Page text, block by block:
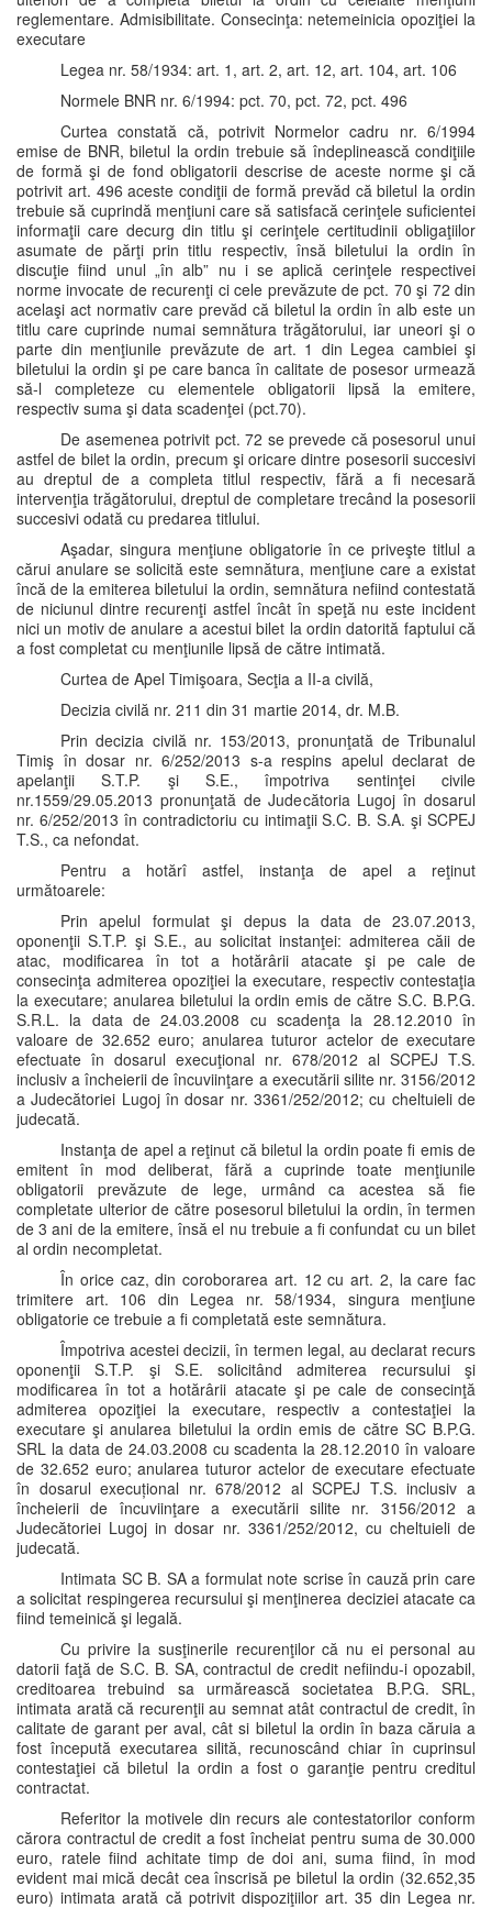
reglementare. Admisibilitate. Consecinţa: netemeinicia opoziţiei la
executare
Legea nr. 58/1934: art. 1, art. 2, art. 12, art. 104, art. 106
Normele BNR nr. 6/1994: pct. 70, pct. 72, pct. 496
Curtea constată că, potrivit Normelor cadru nr. 6/1994
emise de BNR, biletul la ordin trebuie să îndeplinească condiţiile
de formă şi de fond obligatorii descrise de aceste norme şi că
potrivit art. 496 aceste condiţii de formă prevăd că biletul la ordin
trebuie să cuprindă menţiuni care să satisfacă cerinţele suficientei
informaţii care decurg din titlu şi cerinţele certitudinii obligaţiilor
asumate de părţi prin titlu respectiv, însă biletului la ordin în
discuţie fiind unul „în alb” nu i se aplică cerinţele respectivei
norme invocate de recurenţi ci cele prevăzute de pct. 70 şi 72 din
acelaşi act normativ care prevăd că biletul la ordin în alb este un
titlu care cuprinde numai semnătura trăgătorului, iar uneori şi o
parte din menţiunile prevăzute de art. 1 din Legea cambiei şi
biletului la ordin şi pe care banca în calitate de posesor urmează
să-l completeze cu elementele obligatorii lipsă la emitere,
respectiv suma şi data scadenţei (pct.70).
De asemenea potrivit pct. 72 se prevede că posesorul unui
astfel de bilet la ordin, precum şi oricare dintre posesorii succesivi
au dreptul de a completa titlul respectiv, fără a fi necesară
intervenţia trăgătorului, dreptul de completare trecând la posesorii
succesivi odată cu predarea titlului.
Aşadar, singura menţiune obligatorie în ce priveşte titlul a
cărui anulare se solicită este semnătura, menţiune care a existat
încă de la emiterea biletului la ordin, semnătura nefiind contestată
de niciunul dintre recurenţi astfel încât în speţă nu este incident
nici un motiv de anulare a acestui bilet la ordin datorită faptului că
a fost completat cu menţiunile lipsă de către intimată.
Curtea de Apel Timişoara, Secţia a II-a civilă,
Decizia civilă nr. 211 din 31 martie 2014, dr. M.B.
Prin decizia civilă nr. 153/2013, pronunţată de Tribunalul
Timiş în dosar nr. 6/252/2013 s-a respins apelul declarat de
apelanţii S.T.P. şi S.E., împotriva sentinţei civile
nr.1559/29.05.2013 pronunţată de Judecătoria Lugoj în dosarul
nr. 6/252/2013 în contradictoriu cu intimaţii S.C. B. S.A. şi SCPEJ
T.S., ca nefondat.
Pentru a hotărî astfel, instanţa de apel a reţinut
următoarele:
Prin apelul formulat şi depus la data de 23.07.2013,
oponenţii S.T.P. şi S.E., au solicitat instanţei: admiterea căii de
atac, modificarea în tot a hotărârii atacate şi pe cale de
consecinţa admiterea opoziţiei la executare, respectiv contestaţia
la executare; anularea biletului la ordin emis de către S.C. B.P.G.
S.R.L. la data de 24.03.2008 cu scadenţa la 28.12.2010 în
valoare de 32.652 euro; anularea tuturor actelor de executare
efectuate în dosarul execuţional nr. 678/2012 al SCPEJ T.S.
inclusiv a încheierii de încuviinţare a executării silite nr. 3156/2012
a Judecătoriei Lugoj în dosar nr. 3361/252/2012; cu cheltuieli de
judecată.
Instanţa de apel a reţinut că biletul la ordin poate fi emis de
emitent în mod deliberat, fără a cuprinde toate menţiunile
obligatorii prevăzute de lege, urmând ca acestea să fie
completate ulterior de către posesorul biletului la ordin, în termen
de 3 ani de la emitere, însă el nu trebuie a fi confundat cu un bilet
al ordin necompletat.
În orice caz, din coroborarea art. 12 cu art. 2, la care fac
trimitere art. 106 din Legea nr. 58/1934, singura menţiune
obligatorie ce trebuie a fi completată este semnătura.
Împotriva acestei decizii, în termen legal, au declarat recurs
oponenţii S.T.P. şi S.E. solicitând admiterea recursului şi
modificarea în tot a hotărârii atacate şi pe cale de consecinţă
admiterea opoziţiei la executare, respectiv a contestaţiei la
executare şi anularea biletului la ordin emis de către SC B.P.G.
SRL la data de 24.03.2008 cu scadenta la 28.12.2010 în valoare
de 32.652 euro; anularea tuturor actelor de executare efectuate
în dosarul execuțional nr. 678/2012 al SCPEJ T.S. inclusiv a
încheierii de încuviinţare a executării silite nr. 3156/2012 a
Judecătoriei Lugoj in dosar nr. 3361/252/2012, cu cheltuieli de
judecată.
Intimata SC B. SA a formulat note scrise în cauză prin care
a solicitat respingerea recursului şi menţinerea deciziei atacate ca
fiind temeinică şi legală.
Cu privire Ia susţinerile recurenţilor că nu ei personal au
datorii faţă de S.C. B. SA, contractul de credit nefiindu-i opozabil,
creditoarea trebuind sa urmărească societatea B.P.G. SRL,
intimata arată că recurenţii au semnat atât contractul de credit, în
calitate de garant per aval, cât si biletul la ordin în baza căruia a
fost începută executarea silită, recunoscând chiar în cuprinsul
contestaţiei că biletul Ia ordin a fost o garanţie pentru creditul
contractat.
Referitor la motivele din recurs ale contestatorilor conform
cărora contractul de credit a fost încheiat pentru suma de 30.000
euro, ratele fiind achitate timp de doi ani, suma fiind, în mod
evident mai mică decât cea înscrisă pe biletul la ordin (32.652,35
euro) intimata arată că potrivit dispoziţiilor art. 35 din Legea nr.